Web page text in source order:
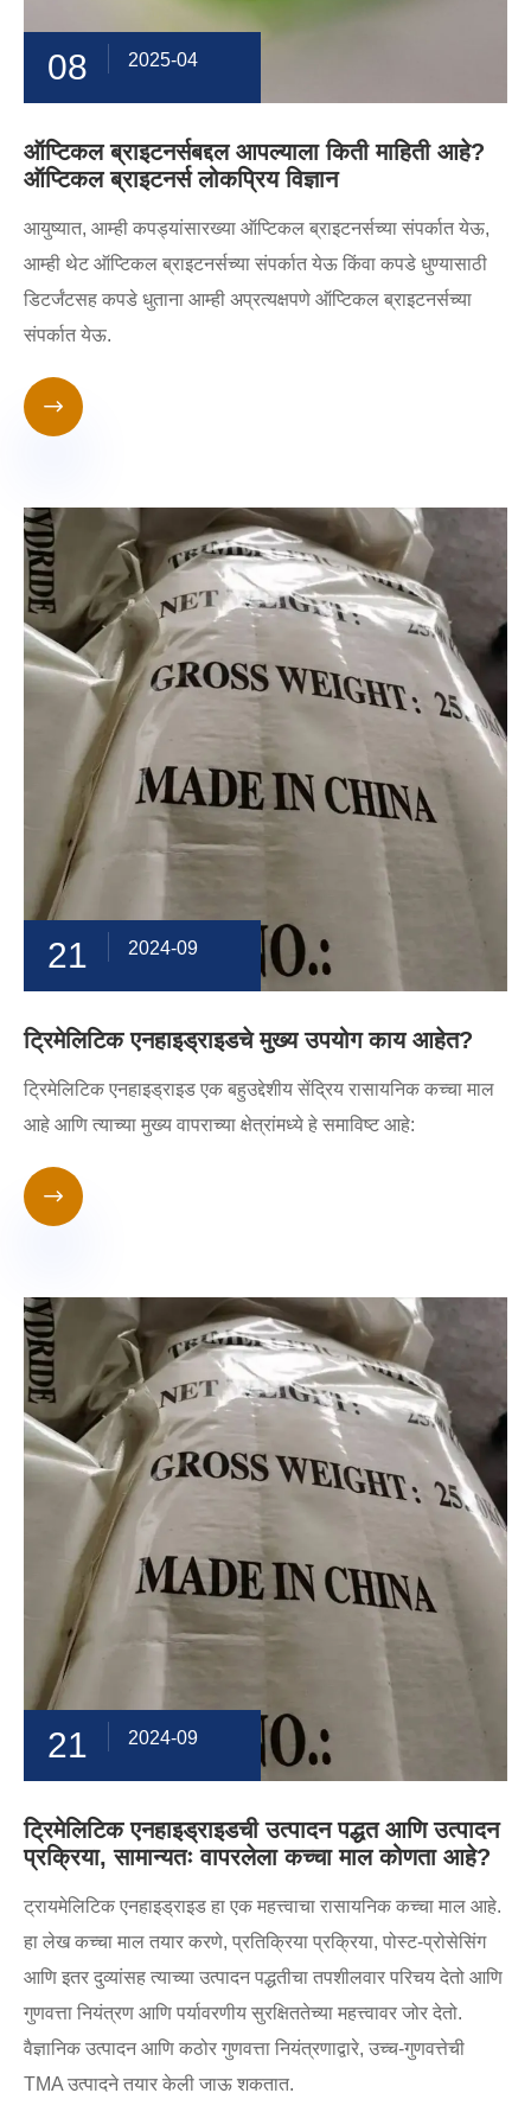
08 2025-04
ऑप्टिकल ब्राइटनर्सबद्दल आपल्याला किती माहिती आहे?
ऑप्टिकल ब्राइटनर्स लोकप्रिय विज्ञान
आयुष्यात, आम्ही कपड्यांसारख्या ऑप्टिकल ब्राइटनर्सच्या संपर्कात येऊ,
आम्ही थेट ऑप्टिकल ब्राइटनर्सच्या संपर्कात येऊ किंवा कपडे धुण्यासाठी
डिटर्जंटसह कपडे धुताना आम्ही अप्रत्यक्षपणे ऑप्टिकल ब्राइटनर्सच्या
संपर्कात येऊ.

21 2024-09
ट्रिमेलिटिक एनहाइड्राइडचे मुख्य उपयोग काय आहेत?
ट्रिमेलिटिक एनहाइड्राइड एक बहुउद्देशीय सेंद्रिय रासायनिक कच्चा माल
आहे आणि त्याच्या मुख्य वापराच्या क्षेत्रांमध्ये हे समाविष्ट आहे:

21 2024-09
ट्रिमेलिटिक एनहाइड्राइडची उत्पादन पद्धत आणि उत्पादन
प्रक्रिया, सामान्यतः वापरलेला कच्चा माल कोणता आहे?
ट्रायमेलिटिक एनहाइड्राइड हा एक महत्त्वाचा रासायनिक कच्चा माल आहे.
हा लेख कच्चा माल तयार करणे, प्रतिक्रिया प्रक्रिया, पोस्ट-प्रोसेसिंग
आणि इतर दुव्यांसह त्याच्या उत्पादन पद्धतीचा तपशीलवार परिचय देतो आणि
गुणवत्ता नियंत्रण आणि पर्यावरणीय सुरक्षिततेच्या महत्त्वावर जोर देतो.
वैज्ञानिक उत्पादन आणि कठोर गुणवत्ता नियंत्रणाद्वारे, उच्च-गुणवत्तेची
TMA उत्पादने तयार केली जाऊ शकतात.